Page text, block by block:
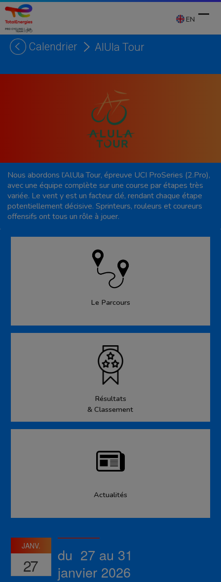
Skip
content
EN
Calendrier AlUla Tour
Nous abordons l’AlUla Tour, épreuve UCI ProSeries (2.Pro),
avec une équipe complète sur une course par étapes très
variée. Le vent y est un facteur clé, rendant chaque étape
potentiellement décisive. Sprinteurs, rouleurs et coureurs
offensifs ont tous un rôle à jouer.
Le Parcours
Résultats
& Classement
Actualités
JANV.
27
du 27 au 31
janvier 2026